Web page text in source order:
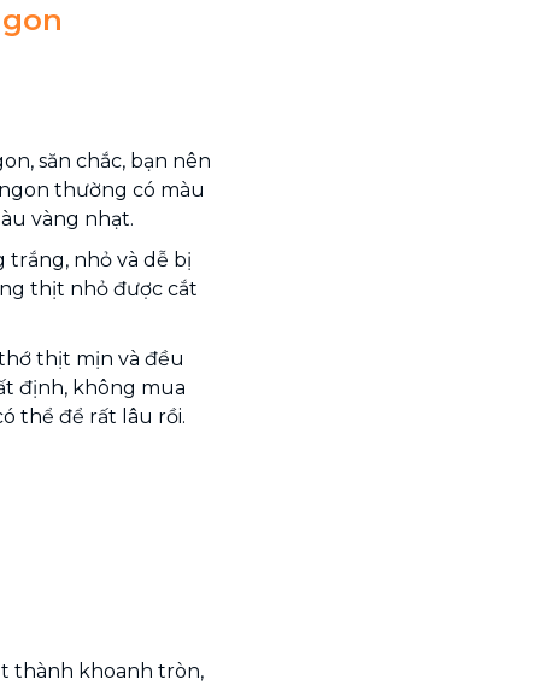
săn chắc, bạn nên
thường có màu
vàng nhạt.
nhỏ và dễ bị
thịt nhỏ được cắt
thịt mịn và đều
định, không mua
thể để rất lâu rồi.
thành khoanh tròn,